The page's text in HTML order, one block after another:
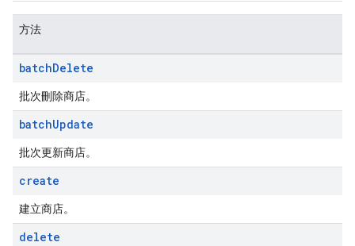
方法
batchDelete
批次刪除商店。
batchUpdate
批次更新商店。
create
建立商店。
delete